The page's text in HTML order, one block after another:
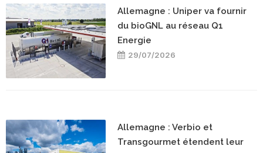
Allemagne : Uniper va fournir
du bioGNL au réseau Q1
Energie
29/07/2026
Allemagne : Verbio et
Transgourmet étendent leur